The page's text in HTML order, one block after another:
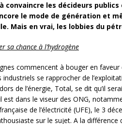
convaincre les décideurs
le mode de génération et
Mais en vrai, les lobbies du
sa chance à l’hydrogène
commencent à bouger en faveur
se rapprocher de
de l’énergie, Total, se dit qu’il
est dans le viseur des ONG,
de l’électricité (UFE), le 3
sur le sujet. A la différence